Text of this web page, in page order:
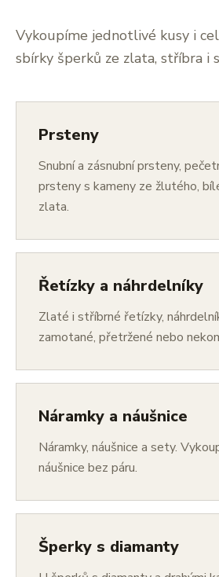
Vykoupíme jednotlivé kusy i
sbírky šperků ze zlata, stříbra i
Prsteny
Snubní a zásnubní prsteny,
prsteny s kameny ze žlutého,
zlata.
Řetízky a náhrdelníky
Zlaté i stříbrné řetízky,
zamotané, přetržené nebo
Náramky a náušnice
Náramky, náušnice a sety.
náušnice bez páru.
Šperky s diamanty